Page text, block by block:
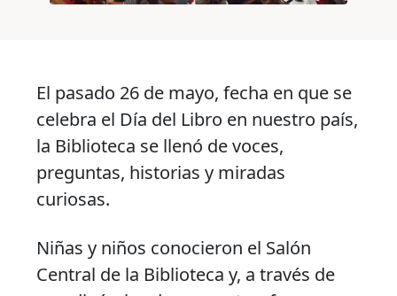
El pasado 26 de mayo, fecha en que se
celebra el Día del Libro en nuestro país,
la Biblioteca se llenó de voces,
preguntas, historias y miradas
curiosas.
Niñas y niños conocieron el Salón
Central de la Biblioteca y, a través de